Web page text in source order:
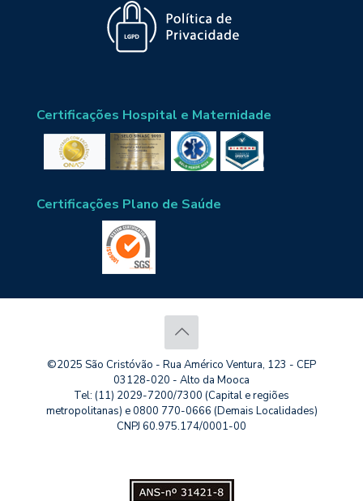
Certificações Hospital e Maternidade
Certificações Plano de Saúde
©2025 São Cristóvão - Rua Américo Ventura, 123 - CEP
03128-020 - Alto da Mooca
Tel: (11) 2029-7200/7300 (Capital e regiões
metropolitanas) e 0800 770-0666 (Demais Localidades)
CNPJ 60.975.174/0001-00